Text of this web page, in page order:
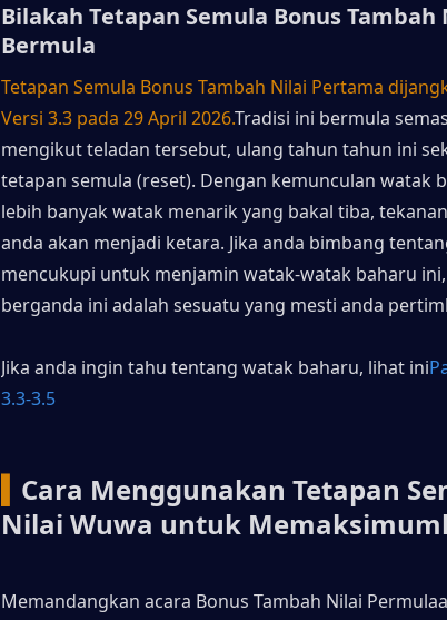
Bilakah Tetapan Semula Bonus
Bermula
Tetapan Semula Bonus Tambah Nilai Pertama
Versi 3.3 pada 29 April 2026.Tradisi ini bermula
mengikut teladan tersebut, ulang tahun tahun ini
tetapan semula (reset). Dengan kemunculan watak
lebih banyak watak menarik yang bakal tiba,
anda akan menjadi ketara. Jika anda bimbang
mencukupi untuk menjamin watak-watak baharu
berganda ini adalah sesuatu yang mesti anda
Jika anda ingin tahu tentang watak baharu, lihat ini
3.3-3.5
Cara Menggunakan Tetapan
Nilai Wuwa untuk
Memandangkan acara Bonus Tambah Nilai